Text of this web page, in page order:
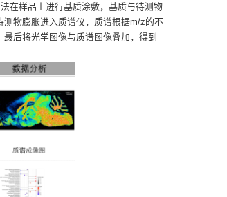
在样品上进行基质涂敷，基质与待测物
物膨胀进入质谱仪，质谱根据m/z的不
后将光学图像与质谱图像叠加，得到